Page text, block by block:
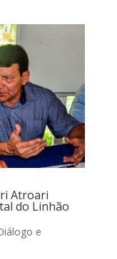
Atroari
do Linhão
e